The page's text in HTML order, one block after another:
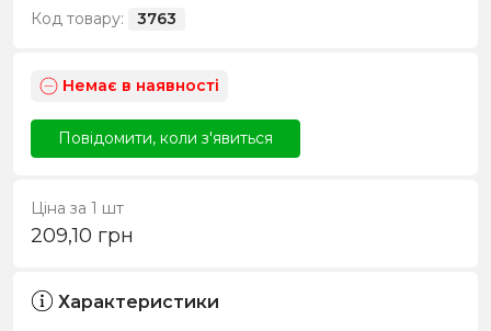
Код товару: 3763
Немає в наявності
Повідомити, коли з'явиться
Ціна за 1 шт
209,10 грн
Характеристики